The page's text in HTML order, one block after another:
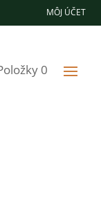
MÔJ ÚČET
0